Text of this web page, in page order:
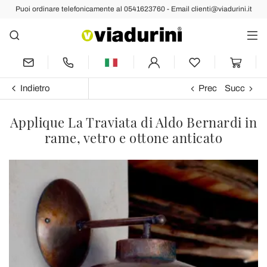
Puoi ordinare telefonicamente al 0541623760 - Email clienti@viadurini.it
Indietro Prec Succ
Applique La Traviata di Aldo Bernardi in
rame, vetro e ottone anticato